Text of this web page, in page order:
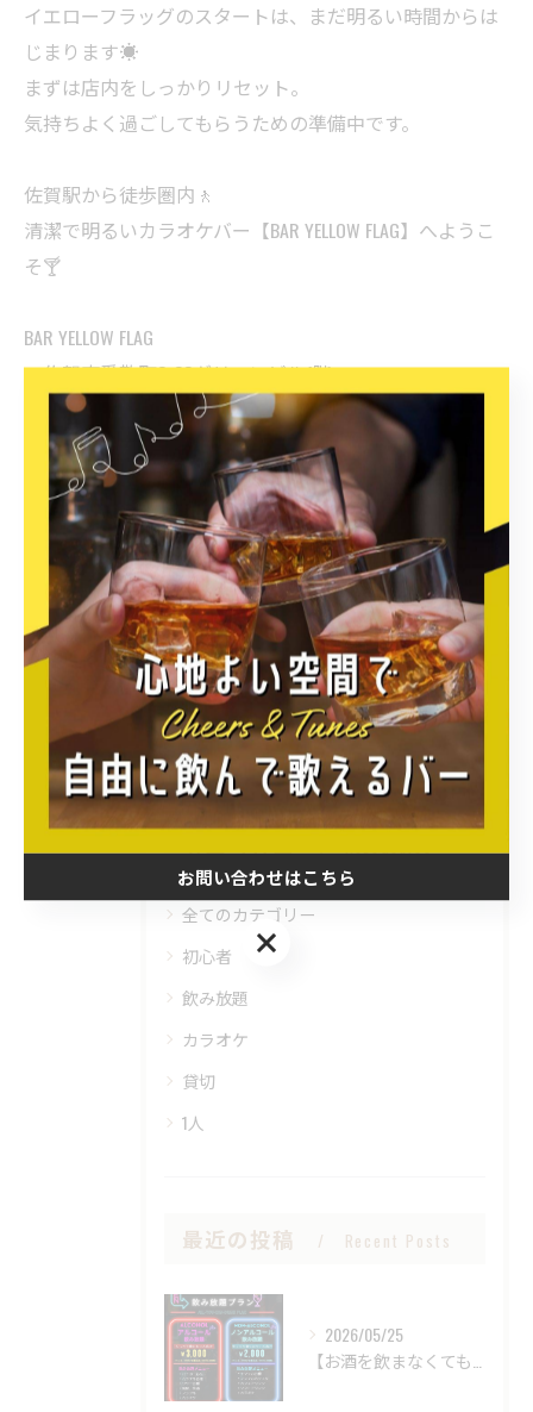
イエローフラッグのスタートは、まだ明るい時間からは
じまります☀️
まずは店内をしっかりリセット。
気持ちよく過ごしてもらうための準備中です。
佐賀駅から徒歩圏内🚶
清潔で明るいカラオケバー【BAR YELLOW FLAG】へようこ
そ🍸
BAR YELLOW FLAG
📍佐賀市愛敬町3-33グリーンビル1階
☎️0952-77-0287
営業時間21:00〜last
毎週 水曜日定休
▶︎席喫煙可🚬/▶︎カラオケ完備/▶︎専用無料駐車場有り🅿️/
▶︎クレカ,QRコード決済⭕️
< 前のページ 一覧に戻る 次のページ >
カテゴリー Categories
全てのカテゴリー
初心者
飲み放題
カラオケ
貸切
1人
最近の投稿 Recent Posts
2026/05/25
【お酒を飲まなくても、BARは楽しめる。
お問い合わせはこちら
お問い合わせはこちら